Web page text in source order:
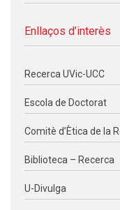
Enllaços d’interès
Recerca UVic-UCC
Escola de Doctorat
Comitè d’Ètica de la
Biblioteca – Recerca
U-Divulga